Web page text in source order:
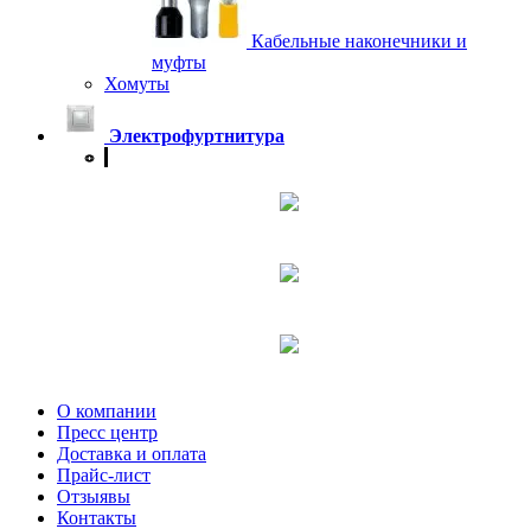
Кабельные наконечники и
муфты
Хомуты
Электрофуртнитура
О компании
Пресс центр
Доставка и оплата
Прайс-лист
Отзыявы
Контакты